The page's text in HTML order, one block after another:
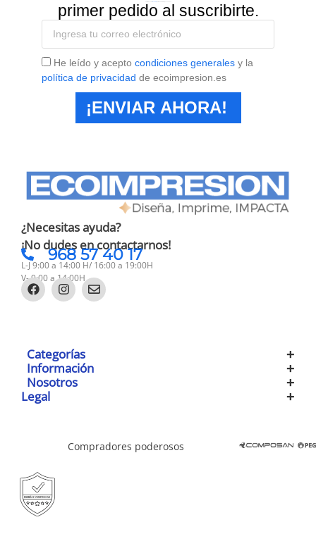
primer pedido al suscribirte.
He leído y acepto condiciones generales y la
política de privacidad de ecoimpresion.es
¡ENVIAR AHORA!
¿Necesitas ayuda?
¡No dudes en contactarnos!
968 57 40 17
L-J 9:00 a 14:00 H/ 16:00 a 19:00H
V- 9:00 a 14:00H
Categorías
Información
Nosotros
Legal
Compradores poderosos